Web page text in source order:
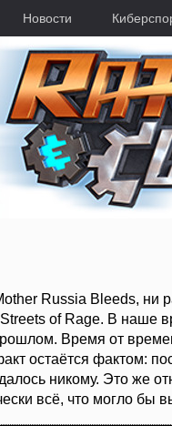
Новости
Russia Bleeds, ни
of Rage. В наше
Время от
остаётся фактом:
никому. Это же
всё, что могло бы